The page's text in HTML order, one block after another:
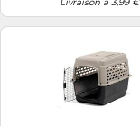
Livraison à 3,99 €